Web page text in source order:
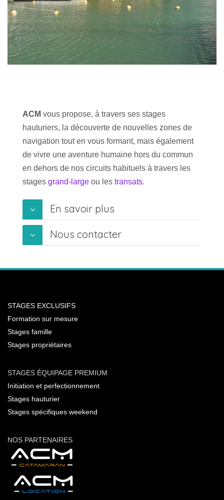
ACM vous propose, à travers ses stages
hauturiers, la découverte de nouvelles zones de
navigation tout en vous formant, mais également
de vivre une aventure humaine hors du commun
en dehors de nos circuits habituels à travers les
stages grand-large ou les transats.
En savoir plus
Nous contacter
STAGES EXCLUSIFS
Formation sur mesure
Stages famille
Stages propriétaires
STAGES ÉQUIPAGE PREMIUM
Initiation et perfectionnement
Stages hauturier
Stages spécifiques weekend
NOS PARTENAIRES